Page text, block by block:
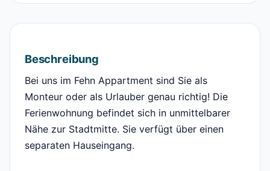
Beschreibung
Bei uns im Fehn Appartment sind Sie als
Monteur oder als Urlauber genau richtig! Die
Ferienwohnung befindet sich in unmittelbarer
Nähe zur Stadtmitte. Sie verfügt über einen
separaten Hauseingang.